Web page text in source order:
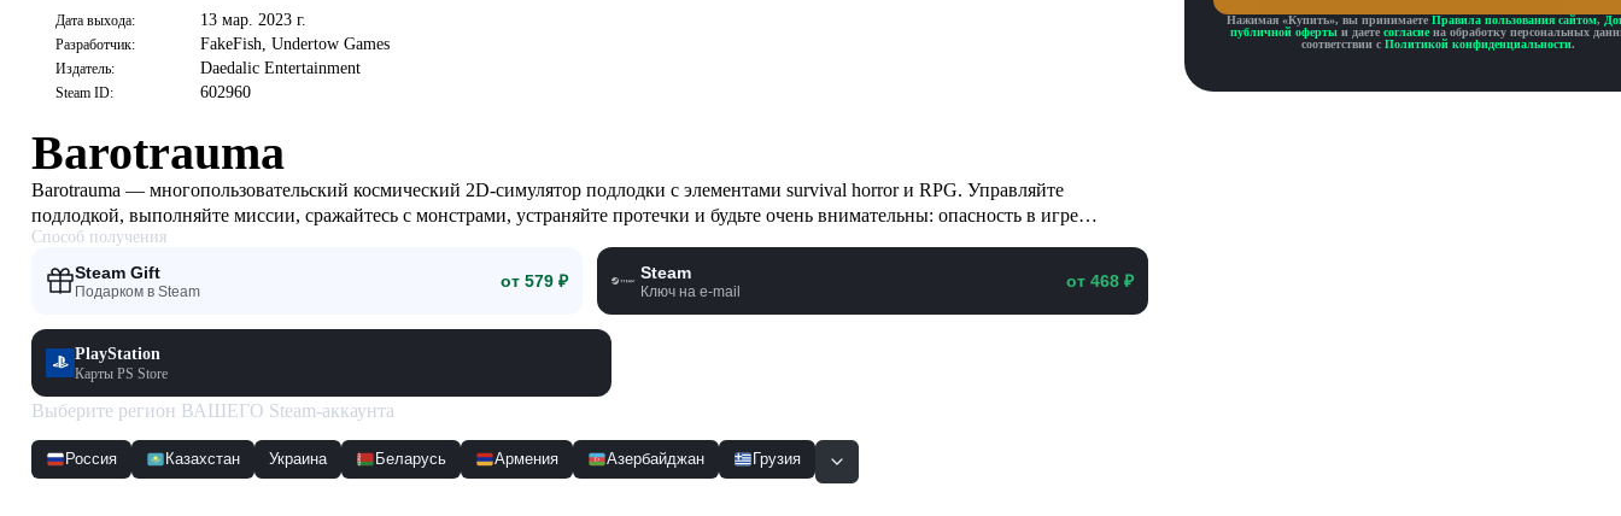
Дата выхода: 13 мар. 2023 г.
Разработчик: FakeFish, Undertow Games
Издатель: Daedalic Entertainment
Steam ID: 602960
Barotrauma
Barotrauma — многопользовательский космический 2D-симулятор подлодки с элементами survival horror и RPG. Управляйте
подлодкой, выполняйте миссии, сражайтесь с монстрами, устраняйте протечки и будьте очень внимательны: опасность в игре
подкрадывается незаметно!
Способ получения
Steam Gift
Подарком в Steam
от 579 ₽ Steam
Ключ на e-mail
от 468 ₽
PlayStation
Карты PS Store
Выберите регион ВАШЕГО Steam-аккаунта
Россия Казахстан Украина Беларусь Армения Азербайджан Грузия
Нажимая «Купить», вы принимаете Правила пользования сайтом,
публичной оферты и даете согласие на обработку персональных
соответствии с Политикой конфиденциальности.